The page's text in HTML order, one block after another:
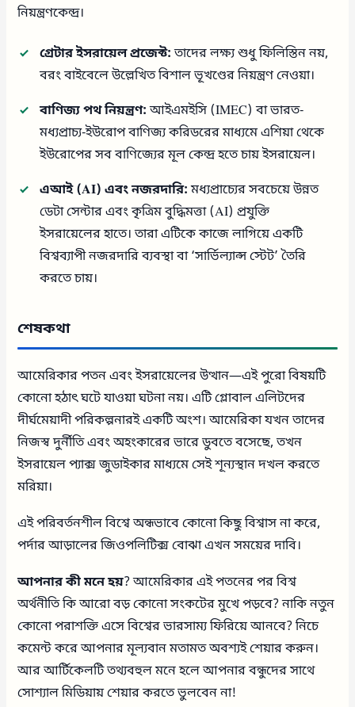
নিয়ন্ত্রণকেন্দ্র।
গ্রেটার ইসরায়েল প্রজেক্ট:তাদের লক্ষ্য শুধু ফিলিস্তিন নয়,
বরং বাইবেলে উল্লেখিত বিশাল ভূখণ্ডের নিয়ন্ত্রণ নেওয়া।
বাণিজ্য পথ নিয়ন্ত্রণ:আইএমইসি (IMEC) বা ভারত-
মধ্যপ্রাচ্য-ইউরোপ বাণিজ্য করিডরের মাধ্যমে এশিয়া থেকে
ইউরোপের সব বাণিজ্যের মূল কেন্দ্র হতে চায় ইসরায়েল।
এআই (AI) এবং নজরদারি:মধ্যপ্রাচ্যের সবচেয়ে উন্নত
ডেটা সেন্টার এবং কৃত্রিম বুদ্ধিমত্তা (AI) প্রযুক্তি
ইসরায়েলের হাতে। তারা এটিকে কাজে লাগিয়ে একটি
বিশ্বব্যাপী নজরদারি ব্যবস্থা বা ‘সার্ভিল্যান্স স্টেট’ তৈরি
করতে চায়।
শেষকথা
আমেরিকার পতন এবং ইসরায়েলের উত্থান—এই পুরো বিষয়টি
কোনো হঠাৎ ঘটে যাওয়া ঘটনা নয়। এটি গ্লোবাল এলিটদের
দীর্ঘমেয়াদী পরিকল্পনারই একটি অংশ। আমেরিকা যখন তাদের
নিজস্ব দুর্নীতি এবং অহংকারের ভারে ডুবতে বসেছে, তখন
ইসরায়েল প্যাক্স জুডাইকার মাধ্যমে সেই শূন্যস্থান দখল করতে
মরিয়া।
এই পরিবর্তনশীল বিশ্বে অন্ধভাবে কোনো কিছু বিশ্বাস না করে,
পর্দার আড়ালের জিওপলিটিক্স বোঝা এখন সময়ের দাবি।
আপনার কী মনে হয়? আমেরিকার এই পতনের পর বিশ্ব
অর্থনীতি কি আরো বড় কোনো সংকটের মুখে পড়বে? নাকি নতুন
কোনো পরাশক্তি এসে বিশ্বের ভারসাম্য ফিরিয়ে আনবে? নিচে
কমেন্ট করে আপনার মূল্যবান মতামত অবশ্যই শেয়ার করুন।
আর আর্টিকেলটি তথ্যবহুল মনে হলে আপনার বন্ধুদের সাথে
সোশ্যাল মিডিয়ায় শেয়ার করতে ভুলবেন না!